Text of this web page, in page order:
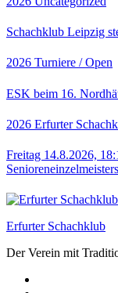
Schachklub Leipzig
2026 Turniere / Open
ESK beim 16.
2026 Erfurter
Freitag 14.8.2026,
Erfurter Schachklub
Der Verein mit